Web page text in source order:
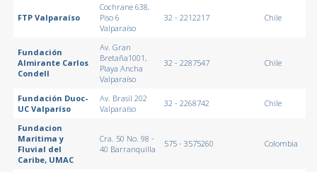
FTP Valparaíso
Cochrane 638,
Piso 6
Valparaíso
32 - 2212217 Chile
Fundación
Almirante Carlos
Condell
Av. Gran
Bretaña1001,
Playa Ancha
Valparaíso
32 - 2287547 Chile
Fundación Duoc-
UC Valparíso
Av. Brasil 202
Valparaíso
32 - 2268742 Chile
Fundacion
Maritima y
Fluvial del
Caribe, UMAC
Cra. 50 No. 98 -
40 Barranquilla
575 - 3575260 Colombia